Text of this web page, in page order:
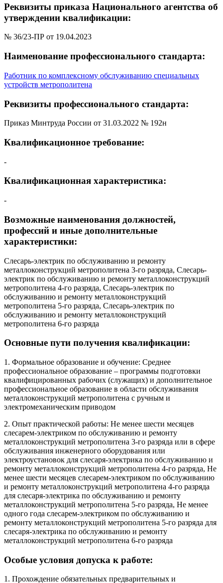
Реквизиты приказа Национального агентства об
утверждении квалификации:
№ 36/23-ПР от 19.04.2023
Наименование профессионального стандарта:
Работник по комплексному обслуживанию специальных
устройств метрополитена
Реквизиты профессионального стандарта:
Приказ Минтруда России от 31.03.2022 № 192н
Квалификационное требование:
-
Квалификационная характеристика:
-
Возможные наименования должностей,
профессий и иные дополнительные
характеристики:
Слесарь-электрик по обслуживанию и ремонту
металлоконструкций метрополитена 3-го разряда, Слесарь-
электрик по обслуживанию и ремонту металлоконструкций
метрополитена 4-го разряда, Слесарь-электрик по
обслуживанию и ремонту металлоконструкций
метрополитена 5-го разряда, Слесарь-электрик по
обслуживанию и ремонту металлоконструкций
метрополитена 6-го разряда
Основные пути получения квалификации:
1. Формальное образование и обучение: Среднее
профессиональное образование – программы подготовки
квалифицированных рабочих (служащих) и дополнительное
профессиональное образование в области обслуживания
металлоконструкций метрополитена с ручным и
электромеханическим приводом
2. Опыт практической работы: Не менее шести месяцев
слесарем-электриком по обслуживанию и ремонту
металлоконструкций метрополитена 3-го разряда или в сфере
обслуживания инженерного оборудования или
электроустановок для слесаря-электрика по обслуживанию и
ремонту металлоконструкций метрополитена 4-го разряда, Не
менее шести месяцев слесарем-электриком по обслуживанию
и ремонту металлоконструкций метрополитена 4-го разряда
для слесаря-электрика по обслуживанию и ремонту
металлоконструкций метрополитена 5-го разряда, Не менее
одного года слесарем-электриком по обслуживанию и
ремонту металлоконструкций метрополитена 5-го разряда для
слесаря-электрика по обслуживанию и ремонту
металлоконструкций метрополитена 6-го разряда
Особые условия допуска к работе:
1. Прохождение обязательных предварительных и